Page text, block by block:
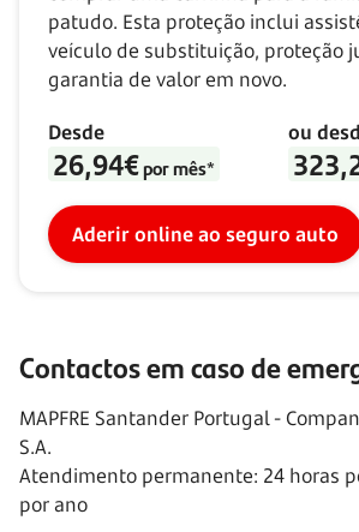
patudo. Esta proteção inclui
veículo de substituição, proteção
garantia de valor em novo.
Desde
26,94€por mês*
ou
Aderir online ao seguro auto
Contactos em caso de
MAPFRE Santander Portugal -
S.A.
Atendimento permanente: 24 horas
por ano